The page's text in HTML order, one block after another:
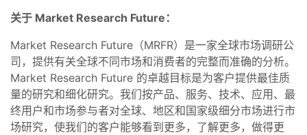
关于 Market Research Future：
Market Research Future（MRFR）是一家全球市场调研公
司，提供有关全球不同市场和消费者的完整而准确的分析。
Market Research Future 的卓越目标是为客户提供最佳质
量的研究和细化研究。我们按产品、服务、技术、应用、最
终用户和市场参与者对全球、地区和国家级细分市场进行市
场研究，使我们的客户能够看到更多，了解更多，做得更